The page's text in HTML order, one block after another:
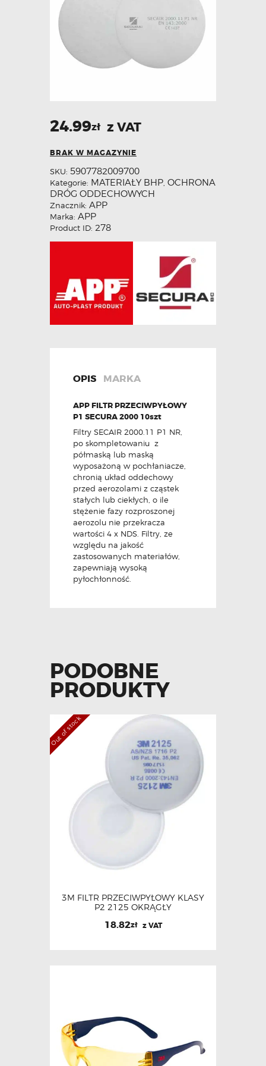
24.99zł z VAT
BRAK W MAGAZYNIE
SKU: 5907782009700
Kategorie: MATERIAŁY BHP OCHRONA
DRÓG ODDECHOWYCH
Znacznik: APP
Marka: APP
Product ID: 278
OPIS MARKA
APP FILTR PRZECIWPYŁOWY
P1 SECURA 2000 10szt
Filtry SECAIR 2000.11 P1 NR,
po skompletowaniu z
półmaską lub maską
wyposażoną w pochłaniacze,
chronią układ oddechowy
przed aerozolami z cząstek
stałych lub ciekłych, o ile
stężenie fazy rozproszonej
aerozolu nie przekracza
wartości 4 x NDS. Filtry, ze
względu na jakość
zastosowanych materiałów,
zapewniają wysoką
pyłochłonność.
PODOBNE
PRODUKTY
Out of stock
3M FILTR PRZECIWPYŁOWY KLASY
P2 2125 OKRĄGŁY
18.82zł z VAT